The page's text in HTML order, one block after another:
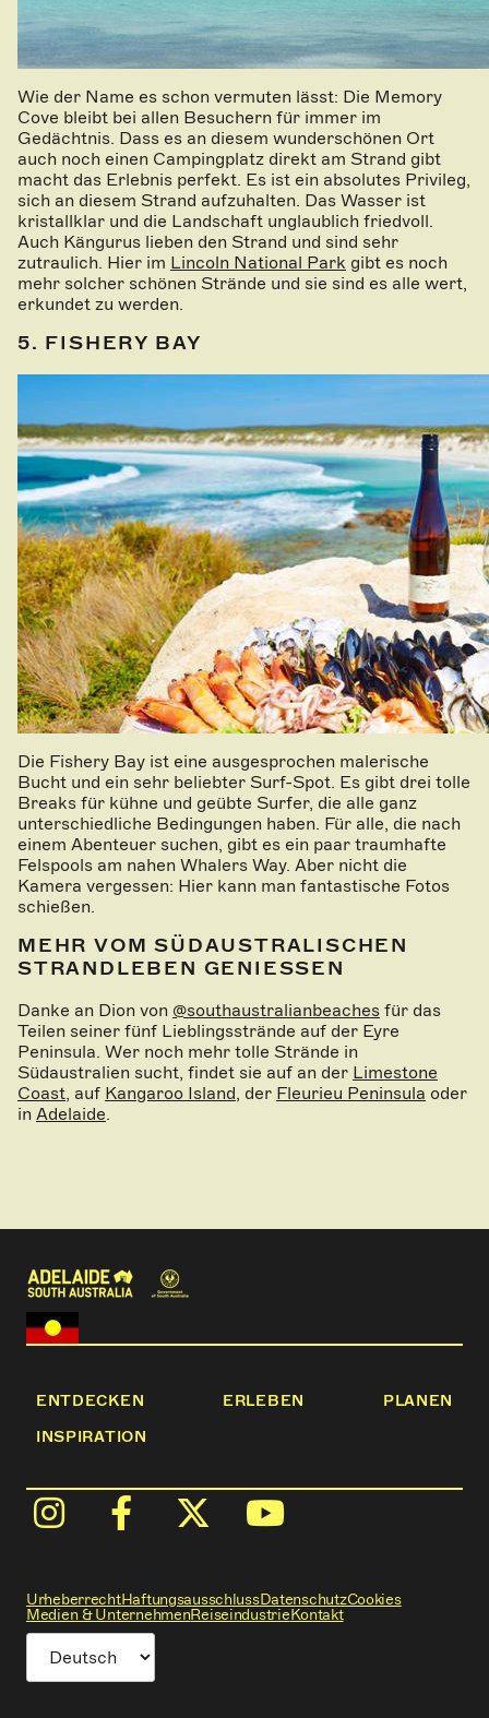
Wie der Name es schon vermuten lässt: Die Memory
Cove bleibt bei allen Besuchern für immer im
Gedächtnis. Dass es an diesem wunderschönen Ort
auch noch einen Campingplatz direkt am Strand gibt
macht das Erlebnis perfekt. Es ist ein absolutes Privileg,
sich an diesem Strand aufzuhalten. Das Wasser ist
kristallklar und die Landschaft unglaublich friedvoll.
Auch Kängurus lieben den Strand und sind sehr
zutraulich. Hier im Lincoln National Park gibt es noch
mehr solcher schönen Strände und sie sind es alle wert,
erkundet zu werden.
5. FISHERY BAY
Die Fishery Bay ist eine ausgesprochen malerische
Bucht und ein sehr beliebter Surf-Spot. Es gibt drei tolle
Breaks für kühne und geübte Surfer, die alle ganz
unterschiedliche Bedingungen haben. Für alle, die nach
einem Abenteuer suchen, gibt es ein paar traumhafte
Felspools am nahen Whalers Way. Aber nicht die
Kamera vergessen: Hier kann man fantastische Fotos
schießen.
MEHR VOM SÜDAUSTRALISCHEN
STRANDLEBEN GENIESSEN
Danke an Dion von @southaustralianbeaches für das
Teilen seiner fünf Lieblingsstrände auf der Eyre
Peninsula. Wer noch mehr tolle Strände in
Südaustralien sucht, findet sie auf an der Limestone
Coast, auf Kangaroo Island, der Fleurieu Peninsula oder
in Adelaide.
ENTDECKEN ERLEBEN
PLANEN
INSPIRATION
Medien & UnternehmenReiseindustrieKontakt
UrheberrechtHaftungsausschlussDatenschutzCookies